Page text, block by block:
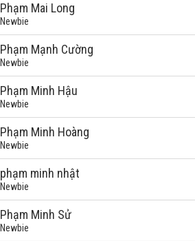
Phạm Mai Long
Newbie
Phạm Mạnh Cường
Newbie
Phạm Minh Hậu
Newbie
Phạm Minh Hoàng
Newbie
phạm minh nhật
Newbie
Phạm Minh Sử
Newbie